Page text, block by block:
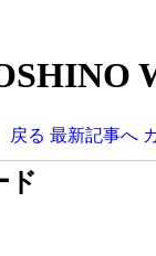
戻る 最新記事へ
ド